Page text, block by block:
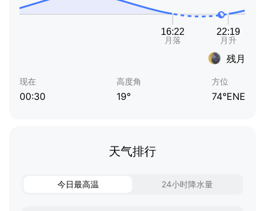
残月
现在
00:30
高度角
19°
方位
74°ENE
天气排行
今日最高温 24小时降水量